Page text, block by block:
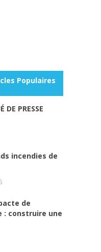
Populaires
DE PRESSE
incendies de
de
: construire une